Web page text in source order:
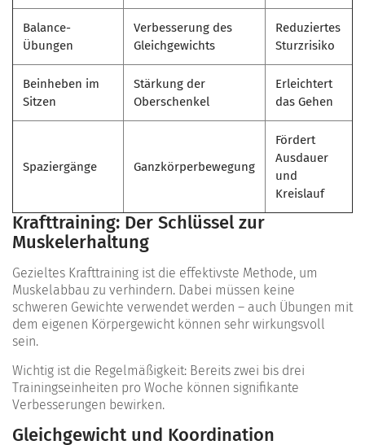
Balance-
Übungen
Verbesserung des
Gleichgewichts
Reduziertes
Sturzrisiko
Beinheben im
Sitzen
Stärkung der
Oberschenkel
Erleichtert
das Gehen
Spaziergänge Ganzkörperbewegung
Fördert
Ausdauer
und
Kreislauf
Krafttraining: Der Schlüssel zur
Muskelerhaltung
Gezieltes Krafttraining ist die effektivste Methode, um
Muskelabbau zu verhindern. Dabei müssen keine
schweren Gewichte verwendet werden – auch Übungen mit
dem eigenen Körpergewicht können sehr wirkungsvoll
sein.
Wichtig ist die Regelmäßigkeit: Bereits zwei bis drei
Trainingseinheiten pro Woche können signifikante
Verbesserungen bewirken.
Gleichgewicht und Koordination